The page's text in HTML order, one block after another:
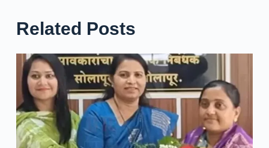
Related Posts